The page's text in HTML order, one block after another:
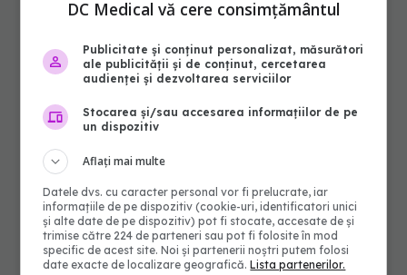
DC Medical vă cere consimțământul
Publicitate și conținut personalizat, măsurători
ale publicității și de conținut, cercetarea
audienței și dezvoltarea serviciilor
Stocarea și/sau accesarea informațiilor de pe
un dispozitiv
Aflați mai multe
Datele dvs. cu caracter personal vor fi prelucrate, iar
informațiile de pe dispozitiv (cookie-uri, identificatori unici
și alte date de pe dispozitiv) pot fi stocate, accesate de și
trimise către 224 de parteneri sau pot fi folosite în mod
specific de acest site. Noi și partenerii noștri putem folosi
date exacte de localizare geografică.Lista partenerilor.